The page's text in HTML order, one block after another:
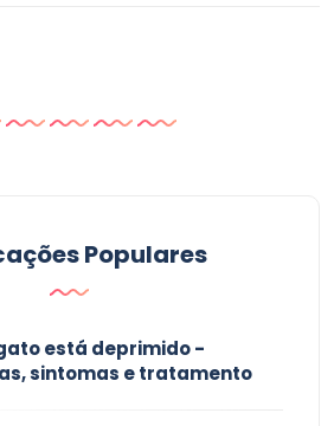
Populares
está deprimido -
sintomas e tratamento